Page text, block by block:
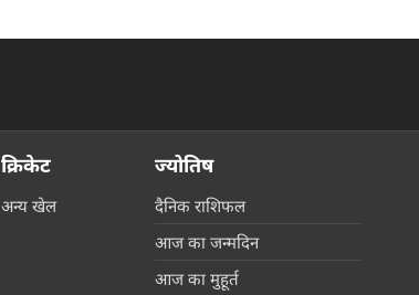
क्रिकेट
अन्य खेल
ज्योतिष
दैनिक राशिफल
आज का जन्मदिन
आज का मुहूर्त